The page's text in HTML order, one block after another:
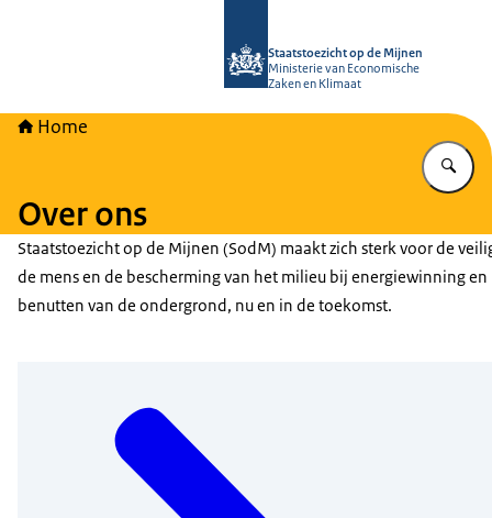
Staatstoezicht op de Mijnen
Ministerie van Economische
Zaken en Klimaat
Home
Over ons
Staatstoezicht op de Mijnen (SodM) maakt zich sterk voor de
de mens en de bescherming van het milieu bij energiewinning en
benutten van de ondergrond, nu en in de toekomst.